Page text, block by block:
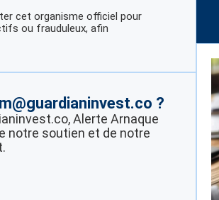
cet organisme officiel pour
ou frauduleux, afin
?
Alerte Arnaque
notre soutien et de notre